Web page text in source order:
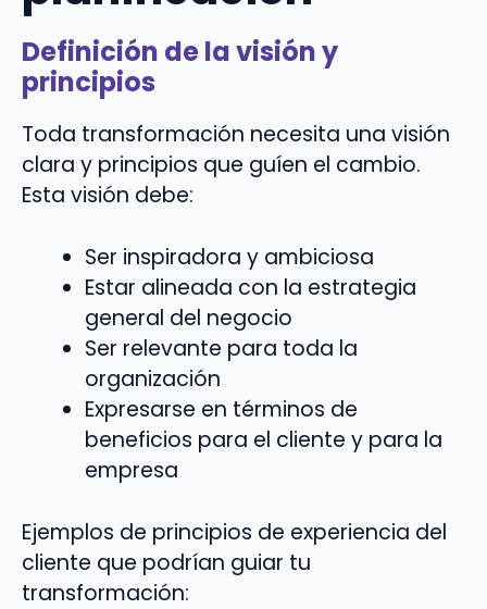
Definición de la visión y
principios
Toda transformación necesita una visión
clara y principios que guíen el cambio.
Esta visión debe:
Ser inspiradora y ambiciosa
Estar alineada con la estrategia
general del negocio
Ser relevante para toda la
organización
Expresarse en términos de
beneficios para el cliente y para la
empresa
Ejemplos de principios de experiencia del
cliente que podrían guiar tu
transformación: